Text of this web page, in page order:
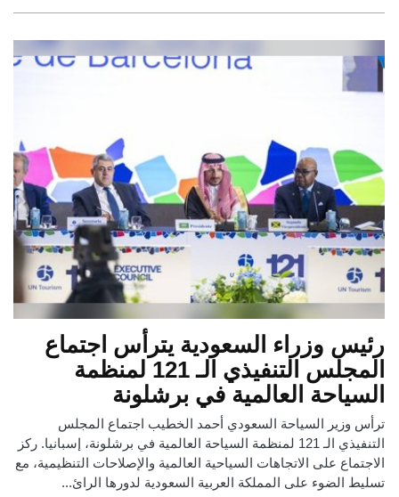
رئيس وزراء السعودية يترأس اجتماع
المجلس التنفيذي الـ 121 لمنظمة
السياحة العالمية في برشلونة
ترأس وزير السياحة السعودي أحمد الخطيب اجتماع المجلس
التنفيذي الـ 121 لمنظمة السياحة العالمية في برشلونة، إسبانيا. ركز
الاجتماع على الاتجاهات السياحية العالمية والإصلاحات التنظيمية، مع
تسليط الضوء على المملكة العربية السعودية لدورها الرائ...